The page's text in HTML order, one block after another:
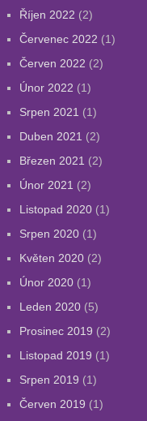
Říjen 2022 (2)
Červenec 2022 (1)
Červen 2022 (2)
Únor 2022 (1)
Srpen 2021 (1)
Duben 2021 (2)
Březen 2021 (2)
Únor 2021 (2)
Listopad 2020(1)
Srpen 2020(1)
Květen 2020(2)
Únor 2020(1)
Leden 2020(5)
Prosinec 2019 (2)
Listopad 2019 (1)
Srpen 2019 (1)
Červen 2019 (1)